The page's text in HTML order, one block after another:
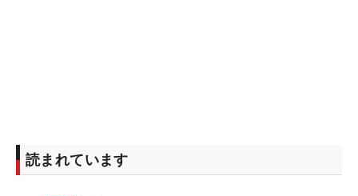
読まれています